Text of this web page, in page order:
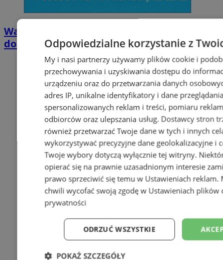
Wakacyjny wypoczynek nad Bałtykiem w
domkach Szmaragdowe Morze
Odpowiedzialne korzystanie z
My i nasi partnerzy używamy plików cookie i
przechowywania i uzyskiwania dostępu do
urządzeniu oraz do przetwarzania danych
adres IP, unikalne identyfikatory i dane
spersonalizowanych reklam i treści, pomiaru
odbiorców oraz ulepszania usług. Dostawcy stron
również przetwarzać Twoje dane w tych i innych
wykorzystywać precyzyjne dane geolokalizacyjne i
Twoje wybory dotyczą wyłącznie tej witryny.
opierać się na prawnie uzasadnionym interesie
prawo sprzeciwić się temu w Ustawieniach reklam.
chwili wycofać swoją zgodę w Ustawieniach plików
prywatności
ODRZUĆ WSZYSTKIE
POKAŻ SZCZEGÓŁY